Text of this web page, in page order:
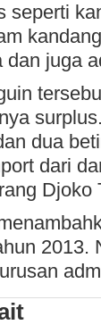
seperti
dan juga
dua
dari
2013.